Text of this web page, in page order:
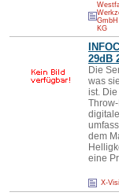
KG
29dB
Die
was
ist.
dem
eine
X-